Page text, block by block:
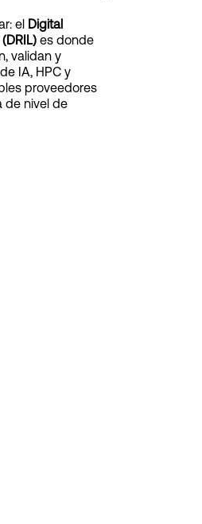
el Digital
es donde
validan y
IA, HPC y
proveedores
de nivel de